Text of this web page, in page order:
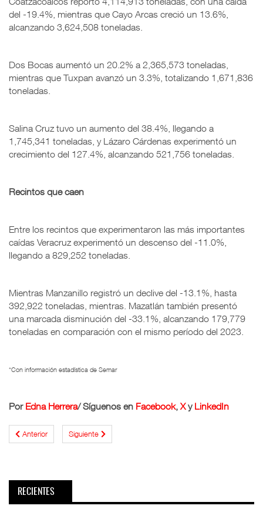
del -19.4%, mientras que Cayo Arcas creció un 13.6%,
alcanzando 3,624,508 toneladas.
Dos Bocas aumentó un 20.2% a 2,365,573 toneladas,
mientras que Tuxpan avanzó un 3.3%, totalizando 1,671,836
toneladas.
Salina Cruz tuvo un aumento del 38.4%, llegando a
1,745,341 toneladas, y Lázaro Cárdenas experimentó un
crecimiento del 127.4%, alcanzando 521,756 toneladas.
Recintos que caen
Entre los recintos que experimentaron las más importantes
caídas Veracruz experimentó un descenso del -11.0%,
llegando a 829,252 toneladas.
Mientras Manzanillo registró un declive del -13.1%, hasta
392,922 toneladas, mientras. Mazatlán también presentó
una marcada disminución del -33.1%, alcanzando 179,779
toneladas en comparación con el mismo período del 2023.
*Con información estadística de Semar
Por Edna Herrera/ Síguenos en Facebook, Xy LinkedIn
Anterior Siguiente
RECIENTES